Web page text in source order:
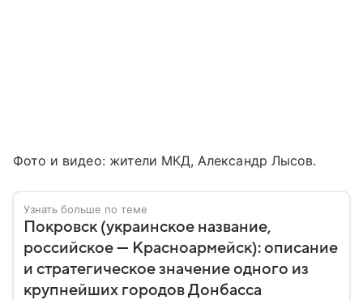
Фото и видео: жители МКД, Александр Лысов.
Узнать больше по теме
Покровск (украинское название,
российское — Красноармейск): описание
и стратегическое значение одного из
крупнейших городов Донбасса